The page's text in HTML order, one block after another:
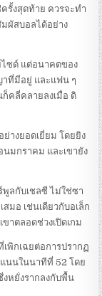
รั้งสุดท้าย ควรจะทำ
ผัสบอลได้อย่าง
ไซด์ แต่อนาคตของ
าที่มีอยู่ และแฟน ๆ
ก็คลี่คลายลงเมื่อ ดิ
างยอดเยี่ยม โดยยิง
นมกราคม และเขายัง
พูลกับเชลซี ไม่ใช่ซา
มอ เช่นเดียวกับอเล็ก
าตลอดช่วงเปิดเกม
พิกเฉยต่อการปรากฏ
แนนในนาทีที่ 52 โดย
งหยั่งรากลงกับพื้น